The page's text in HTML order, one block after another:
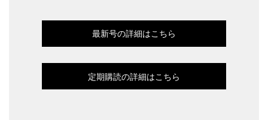
最新号の詳細はこちら
定期購読の詳細はこちら